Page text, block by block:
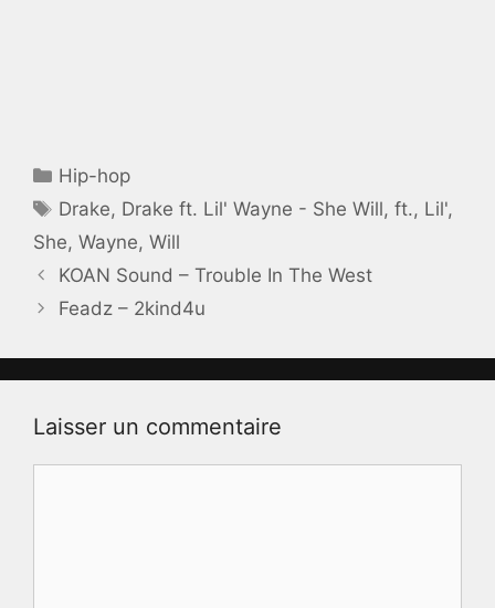
Catégories
Hip-hop
Étiquettes
Drake, Drake ft. Lil' Wayne - She Will,ft., Lil',
She, Wayne, Will
KOAN Sound – Trouble In The West
Feadz – 2kind4u
Laisser un commentaire